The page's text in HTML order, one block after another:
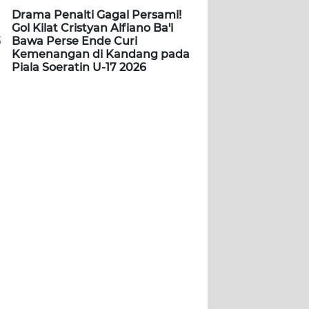
Drama Penalti Gagal Persami!
Gol Kilat Cristyan Alfiano Ba'i
Bawa Perse Ende Curi
Kemenangan di Kandang pada
Piala Soeratin U-17 2026